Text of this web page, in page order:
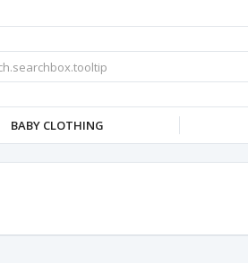
BABY CLOTHING